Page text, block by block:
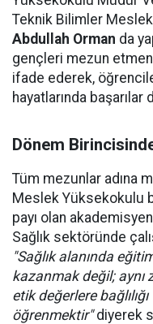
Teknik Bilimler
Abdullah Orman da
gençleri mezun
ifade ederek,
hayatlarında başarılar
Dönem
Tüm mezunlar adına
Meslek Yüksekokulu
payı olan
Sağlık sektöründe
"Sağlık alanında
kazanmak değil; aynı
etik değerlere
öğrenmektir"diyerek